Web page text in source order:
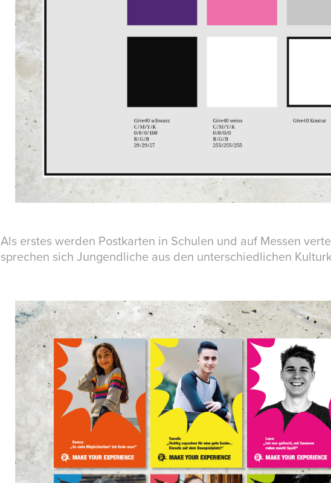
Als erstes werden Postkarten in Schulen und auf Messen
sprechen sich Jungendliche aus den unterschiedlichen